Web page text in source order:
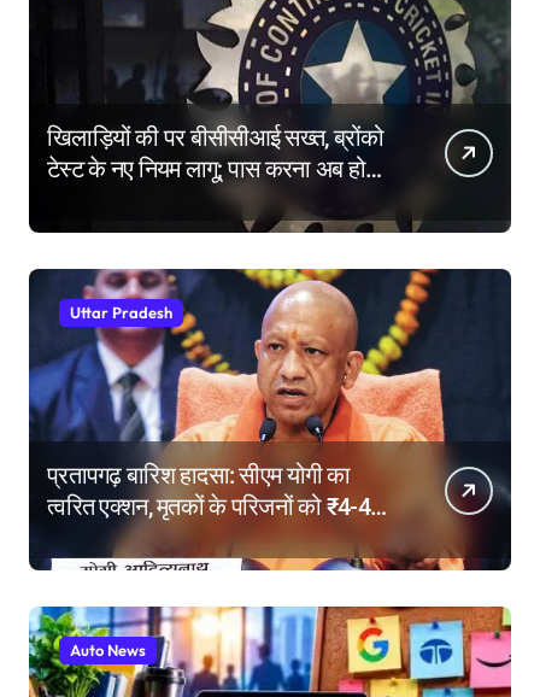
खिलाड़ियों की पर बीसीसीआई सख्त, ब्रोंको
टेस्ट के नए नियम लागू; पास करना अब होगा
Uttar Pradesh
प्रतापगढ़ बारिश हादसा: सीएम योगी का
त्वरित एक्शन, मृतकों के परिजनों को ₹4-4
लाख की सहायता, घायलों के बेहतर इलाज के
निर्देश
Auto News